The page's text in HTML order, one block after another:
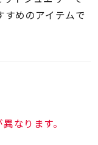
すめのアイテムで
なります。